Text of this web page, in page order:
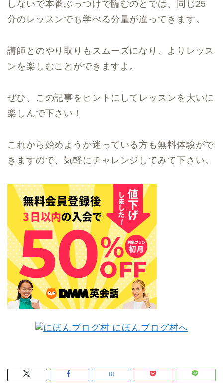
しないで本番ぶっつけで臨むのとでは、同じ25
分のレッスンでも学べる分量が違ってきます。
講師とのやり取りもスムーズになり、よりレッス
ンを楽しむことができますよ。
ぜひ、この記事をヒントにしてレッスンを大いに
楽しんで下さい！
これから始めようか迷っている方も無料体験がで
きますので、気軽にチャレンジしてみて下さい。